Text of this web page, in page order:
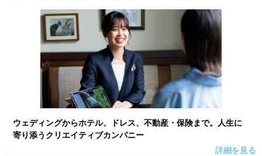
ウェディングからホテル、ドレス、不動産・保険まで。人生に
寄り添うクリエイティブカンパニー
詳細を見る